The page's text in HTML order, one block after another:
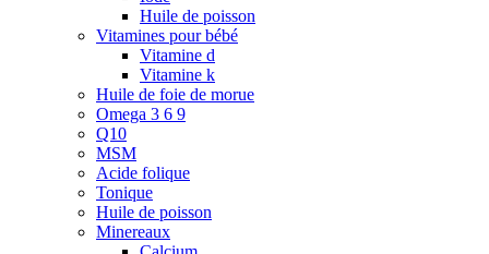
Huile de poisson
Vitamines pour bébé
Vitamine d
Vitamine k
Huile de foie de morue
Omega 3 6 9
Q10
MSM
Acide folique
Tonique
Huile de poisson
Minereaux